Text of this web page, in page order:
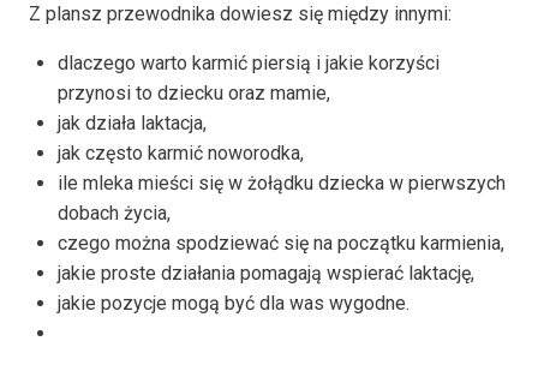
Z plansz przewodnika dowiesz się między innymi:
dlaczego warto karmić piersią i jakie korzyści
przynosi to dziecku oraz mamie,
jak działa laktacja,
jak często karmić noworodka,
ile mleka mieści się w żołądku dziecka w pierwszych
dobach życia,
czego można spodziewać się na początku karmienia,
jakie proste działania pomagają wspierać laktację,
jakie pozycje mogą być dla was wygodne.